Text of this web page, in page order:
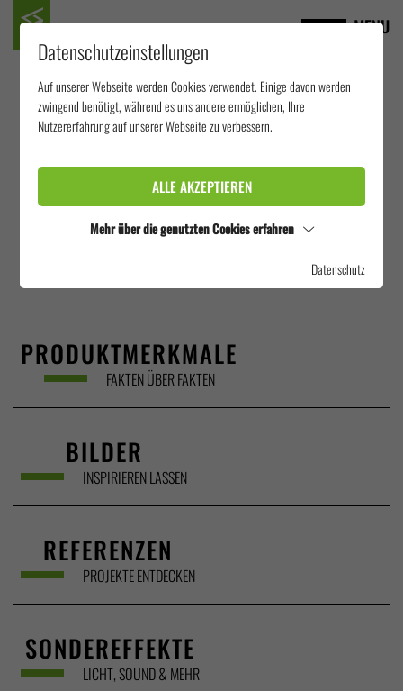
MENU
SIDEWINDER
Der Sidewinder steht für Rutschvergnügen mit starkem Schaukeleffekt. In
einem überdimensionalen Rutschflügel erleben Gäste das Gefühl von
Schwerelosigkeit. Die Fahrt beginnt dynamisch und endet nach mehreren
PRODUKTMERKMALE
FAKTEN ÜBER FAKTEN
BILDER
INSPIRIEREN LASSEN
REFERENZEN
PROJEKTE ENTDECKEN
SONDEREFFEKTE
LICHT, SOUND & MEHR
Datenschutzeinstellungen
Auf unserer Webseite werden Cookies verwendet. Einige davon werden
zwingend benötigt, während es uns andere ermöglichen, Ihre
Nutzererfahrung auf unserer Webseite zu verbessern.
ALLE AKZEPTIEREN
Mehr über die genutzten Cookies erfahren
Datenschutz